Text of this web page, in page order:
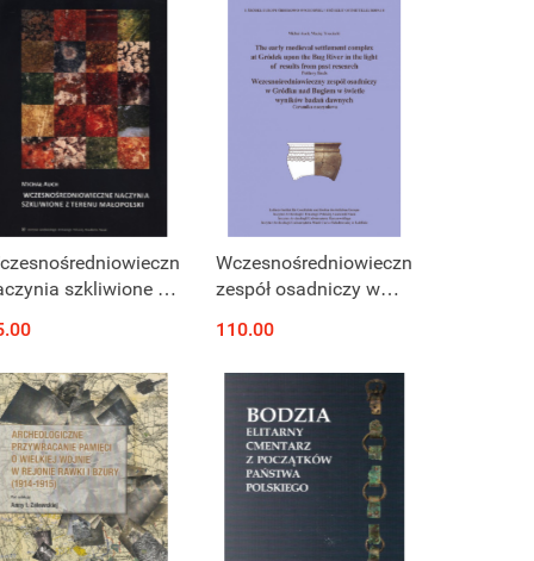
szkliwione z
Wczesnośredniowieczny
zespół osadniczy w
świetle wyników badań
dawnych. Ceramika
110.00